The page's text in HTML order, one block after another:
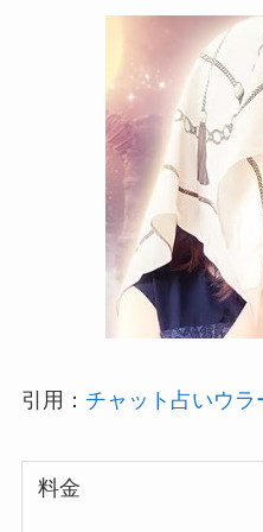
引用： チャット占いウラ
料金